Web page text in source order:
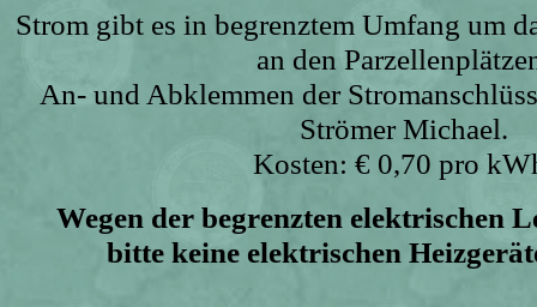
Strom gibt es in begrenztem Umfang um
an den
An- und Abklemmen der
Strömer Michael.
Kosten: € 0,70 pro
Wegen der begrenzten elektrischen
bitte keine elektrischen